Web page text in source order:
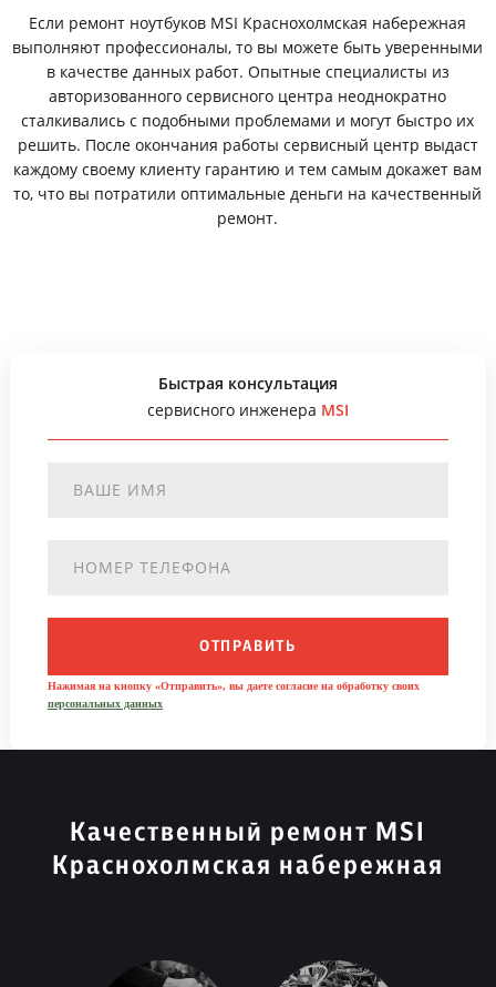
Если ремонт ноутбуков MSI Краснохолмская набережная
выполняют профессионалы, то вы можете быть уверенными
в качестве данных работ. Опытные специалисты из
авторизованного сервисного центра неоднократно
сталкивались с подобными проблемами и могут быстро их
решить. После окончания работы сервисный центр выдаст
каждому своему клиенту гарантию и тем самым докажет вам
то, что вы потратили оптимальные деньги на качественный
ремонт.
Быстрая консультация
сервисного инженера MSI
ОТПРАВИТЬ
Нажимая на кнопку «Отправить», вы даете согласие на обработку своих
персональных данных
Качественный ремонт MSI
Краснохолмская набережная